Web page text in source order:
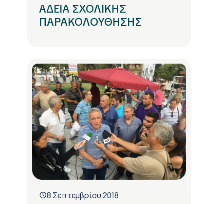
ΑΔΕΙΑ ΣΧΟΛΙΚΗΣ
ΠΑΡΑΚΟΛΟΥΘΗΣΗΣ
8 Σεπτεμβρίου 2018